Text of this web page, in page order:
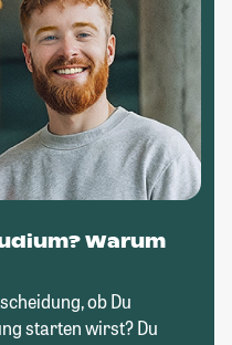
Warum
ob Du
starten wirst? Du